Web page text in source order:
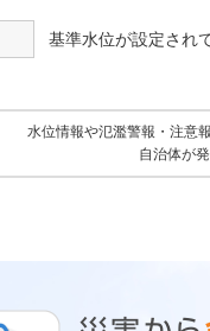
基準水位が設定され
水位情報や氾濫警報・注意
自治体が